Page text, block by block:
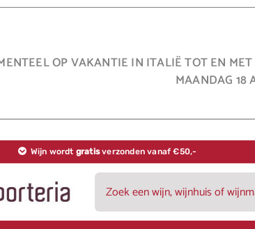
OP VAKANTIE IN ITALIË TOT EN
MAANDAG 18
Wijn wordt gratisverzonden vanaf €50,-
Zoeken
naar: